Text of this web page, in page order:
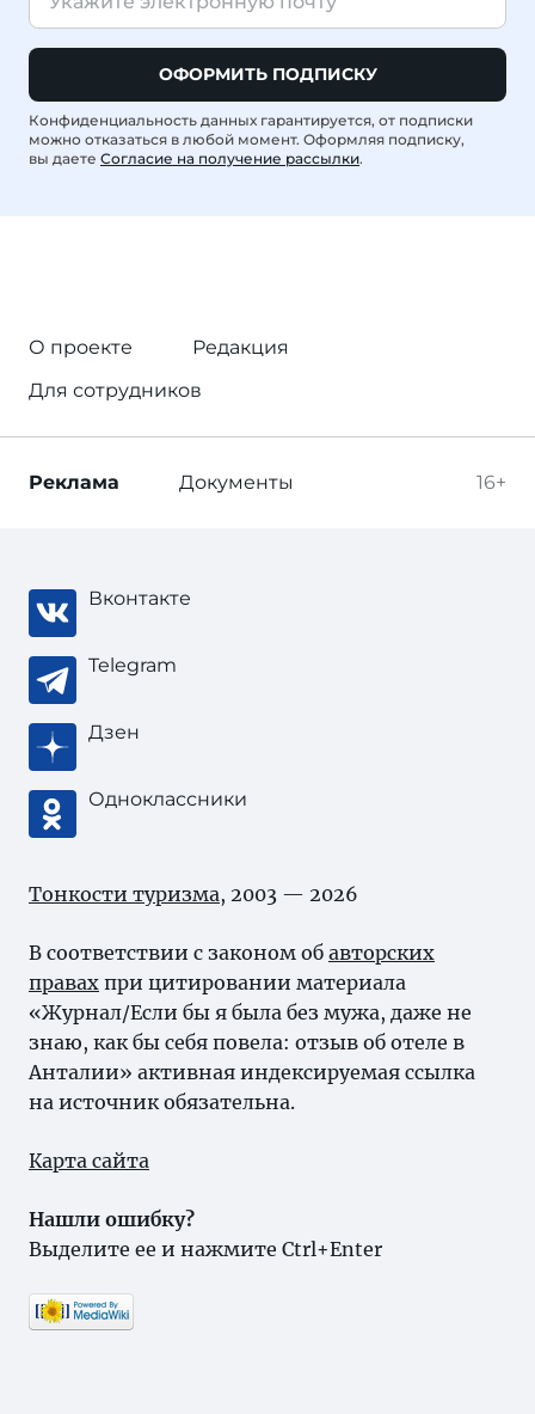
ОФОРМИТЬ ПОДПИСКУ
Конфиденциальность данных гарантируется, от подписки
можно отказаться в любой момент. Оформляя подписку,
вы даете Согласие на получение рассылки.
О проекте
Редакция
Для сотрудников
16+
Реклама Документы
Вконтакте
Telegram
Дзен
Одноклассники
Тонкости туризма, 2003 — 2026
В соответствии с законом об авторских
правах при цитировании материала
«Журнал/Если бы я была без мужа, даже не
знаю, как бы себя повела: отзыв об отеле в
Анталии» активная индексируемая ссылка
на источник обязательна.
Карта сайта
Нашли ошибку?
Выделите ее и нажмите Ctrl+Enter